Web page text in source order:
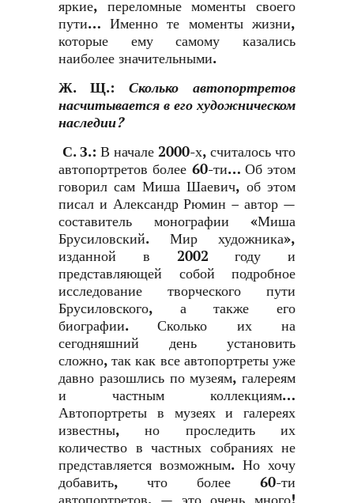
яркие, переломные моменты своего
пути… Именно те моменты жизни,
которые ему самому казались
наиболее значительными.
Ж. Щ.: Сколько автопортретов
насчитывается в его художническом
наследии?
С. З.: В начале 2000-х, считалось что
автопортретов более 60-ти… Об этом
говорил сам Миша Шаевич, об этом
писал и Александр Рюмин – автор —
составитель монографии «Миша
Брусиловский. Мир художника»,
изданной в 2002 году и
представляющей собой подробное
исследование творческого пути
Брусиловского, а также его
биографии. Сколько их на
сегодняшний день установить
сложно, так как все автопортреты уже
давно разошлись по музеям, галереям
и частным коллекциям…
Автопортреты в музеях и галереях
известны, но проследить их
количество в частных собраниях не
представляется возможным. Но хочу
добавить, что более 60-ти